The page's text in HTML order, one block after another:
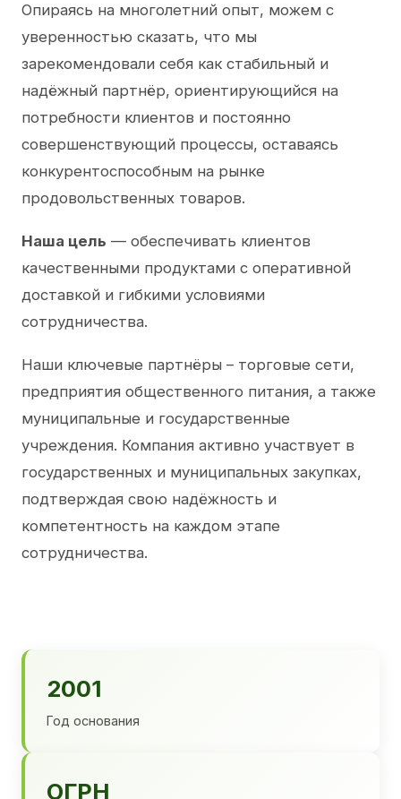
Опираясь на многолетний опыт, можем с
уверенностью сказать, что мы
зарекомендовали себя как стабильный и
надёжный партнёр, ориентирующийся на
потребности клиентов и постоянно
совершенствующий процессы, оставаясь
конкурентоспособным на рынке
продовольственных товаров.
Наша цель — обеспечивать клиентов
качественными продуктами с оперативной
доставкой и гибкими условиями
сотрудничества.
Наши ключевые партнёры – торговые сети,
предприятия общественного питания, а также
муниципальные и государственные
учреждения. Компания активно участвует в
государственных и муниципальных закупках,
подтверждая свою надёжность и
компетентность на каждом этапе
сотрудничества.
2001
Год основания
ОГРН